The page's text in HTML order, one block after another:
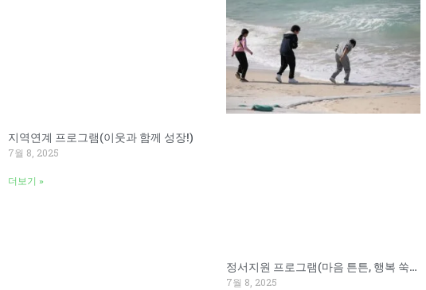
지역연계 프로그램(이웃과 함께 성장!)
7월 8, 2025
더보기 »
정서지원 프로그램(마음 튼튼, 행복 쑥쑥!)
7월 8, 2025